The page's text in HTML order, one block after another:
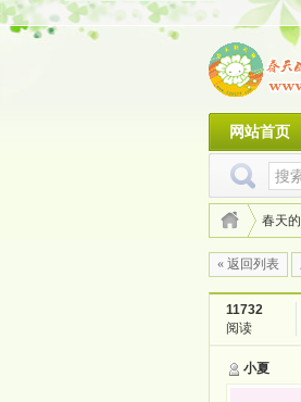
网站首页
春天
« 返回列表
11732
阅读
小夏